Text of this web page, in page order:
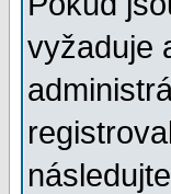
vyžaduje